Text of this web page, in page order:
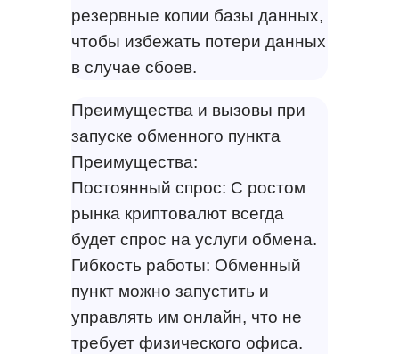
резервные копии базы данных,
чтобы избежать потери данных
в случае сбоев.
Преимущества и вызовы при
запуске обменного пункта
Преимущества:
Постоянный спрос: С ростом
рынка криптовалют всегда
будет спрос на услуги обмена.
Гибкость работы: Обменный
пункт можно запустить и
управлять им онлайн, что не
требует физического офиса.